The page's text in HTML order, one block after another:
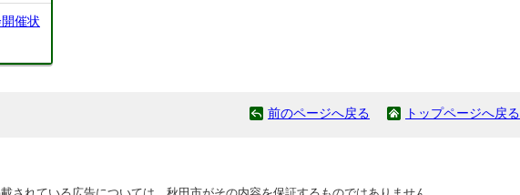
催状
前のページへ戻る トップページへ戻る